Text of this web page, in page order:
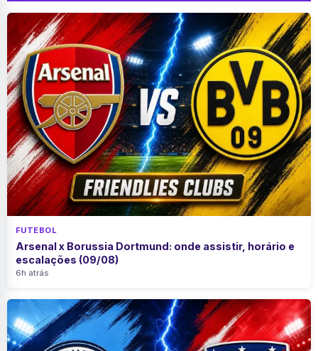
FUTEBOL
Arsenal x Borussia Dortmund: onde assistir, horário e
escalações (09/08)
6h atrás